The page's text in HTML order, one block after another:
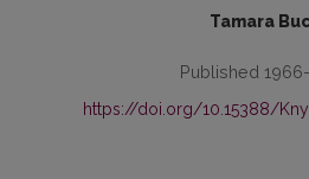
Tamara
Published
https://doi.org/10.15388/